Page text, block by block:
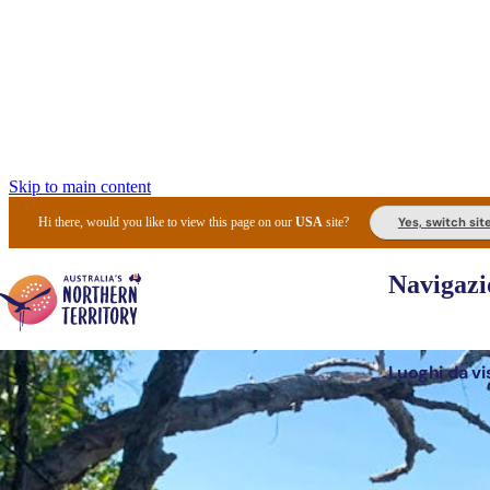
Skip to main content
Hi there, would you like to view this page on ourUSA site? Yes, switch
Luoghi da
I